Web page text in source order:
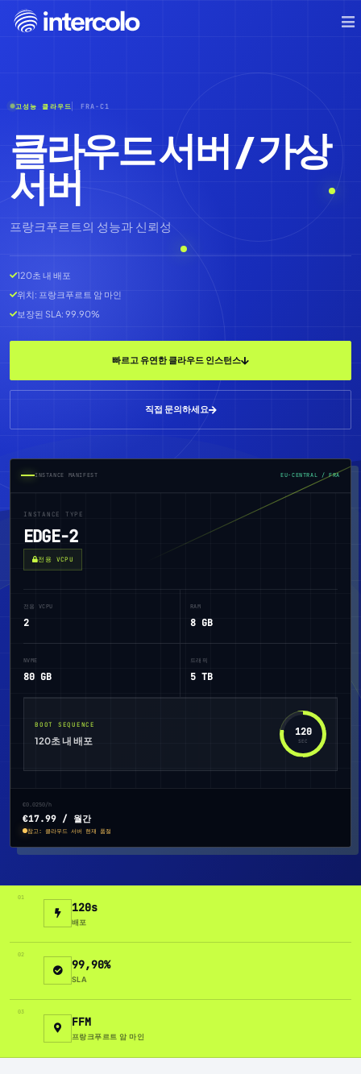
고성능 클라우드 FRA-C1
클라우드 서버 / 가상
서버
프랑크푸르트의 성능과 신뢰성
120초 내 배포
위치: 프랑크푸르트 암 마인
보장된 SLA: 99.90%
빠르고 유연한 클라우드 인스턴스
직접 문의하세요
INSTANCE MANIFEST EU-CENTRAL / FRA
INSTANCE TYPE
EDGE-2
전용 VCPU
전용 VCPU
2
RAM
8 GB
NVME
80 GB
트래픽
5 TB
BOOT SEQUENCE
120초 내 배포
120
SEC
€0.0250/h
€17.99 / 월간
참고: 클라우드 서버 현재 품절
01
120s
배포
02
99,90%
SLA
03
FFM
프랑크푸르트 암 마인